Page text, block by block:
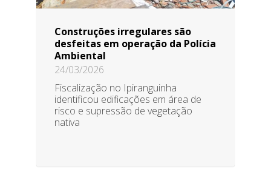
Construções irregulares são
desfeitas em operação da Polícia
Ambiental
24/03/2026
Fiscalização no Ipiranguinha
identificou edificações em área de
risco e supressão de vegetação
nativa